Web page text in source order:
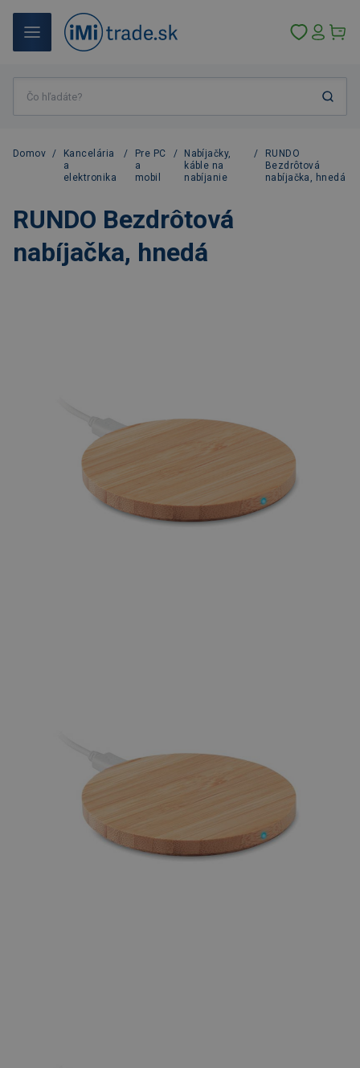
Domov /
Kancelária
a
elektronika
/
Pre PC
a
mobil
/
Nabíjačky,
káble na
nabíjanie
/
RUNDO
Bezdrôtová
nabíjačka, hnedá
RUNDO Bezdrôtová
nabíjačka, hnedá